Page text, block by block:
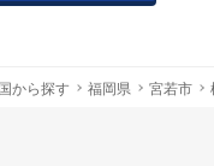
から探す 福岡県 宮若市